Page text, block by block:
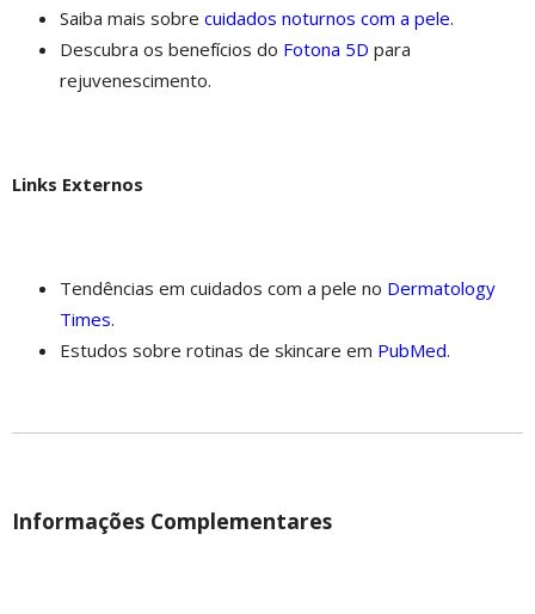
Saiba mais sobre cuidados noturnos com a pele.
Descubra os benefícios do Fotona 5D para
rejuvenescimento.
Links Externos
Tendências em cuidados com a pele no Dermatology
Times.
Estudos sobre rotinas de skincare em PubMed.
Informações Complementares